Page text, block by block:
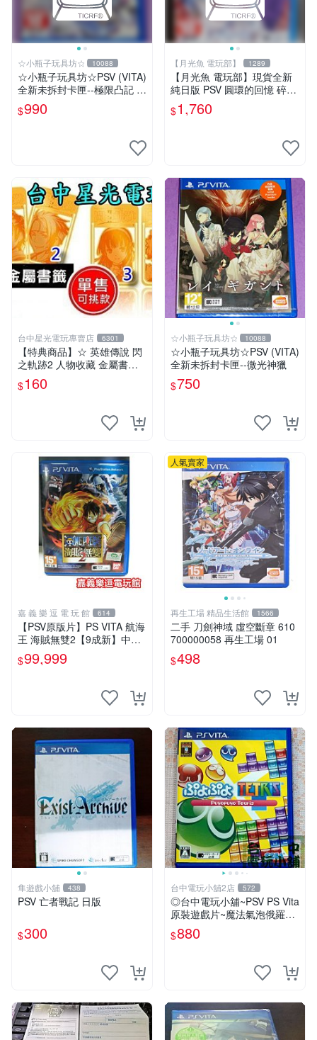
☆小瓶子玩具坊☆ 10088
☆小瓶子玩具坊☆PSV (VITA)
全新未拆封卡匣--極限凸記 萌
萌編年史
$990
【月光魚 電玩部】 1289
【月光魚 電玩部】現貨全新
純日版 PSV 圓環的回憶 碎片
燈火 日版日文 円環のメモー
リア-カケラ灯し-
$1,760
台中星光電玩專賣店 6301
【特典商品】☆ 英雄傳說 閃
之軌跡2 人物收藏 金屬書籤
☆【單張販售 可挑款】台中
星光電玩
$160
☆小瓶子玩具坊☆ 10088
☆小瓶子玩具坊☆PSV (VITA)
全新未拆封卡匣--微光神獵
$750
嘉 義 樂 逗 電 玩 館 614
【PSV原版片】PS VITA 航海
王 海賊無雙2【9成新】中文
版✪中古二手✪嘉義樂逗電玩
館
$99,999
人氣賣家
再生工場 精品生活館 1566
二手 刀劍神域 虛空斷章 610
700000058 再生工場 01
$498
隼遊戲小舖 438
PSV 亡者戰記 日版
$300
台中電玩小舖2店 572
◎台中電玩小舖~PSV PS Vita
原裝遊戲片~魔法氣泡俄羅斯
方塊 PUYO PUYO TETRIS
魔術方塊
$880